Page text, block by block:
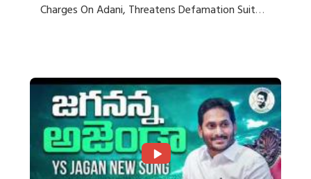
Charges On Adani, Threatens Defamation Suit